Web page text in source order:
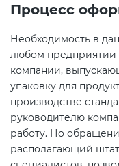
Процесс
Необходимость в
любом
компании,
упаковку для
производстве
руководителю
работу. Но
располагающий